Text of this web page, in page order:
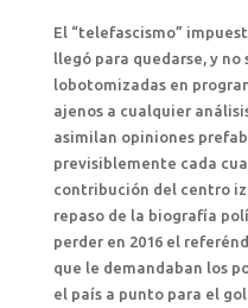
El “telefascismo”
llegó para quedarse, y no
lobotomizadas en
ajenos a cualquier
asimilan opiniones
previsiblemente cada
contribución del centro
repaso de la biografía
perder en 2016 el
que le demandaban los
el país a punto para el